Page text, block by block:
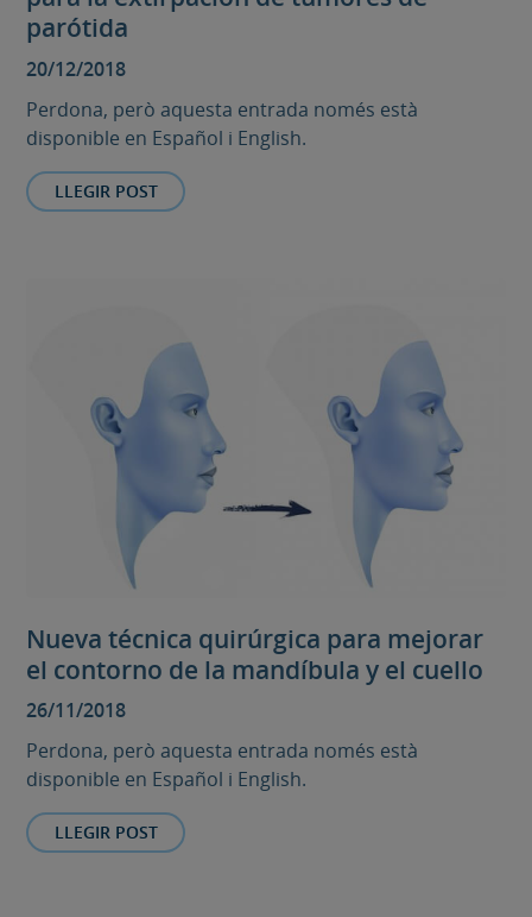
parótida
20/12/2018
Perdona, però aquesta entrada només està
disponible en Español i English.
LLEGIR POST
Nueva técnica quirúrgica para mejorar
el contorno de la mandíbula y el cuello
26/11/2018
Perdona, però aquesta entrada només està
disponible en Español i English.
LLEGIR POST